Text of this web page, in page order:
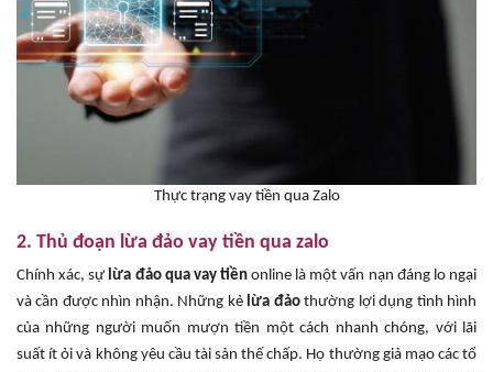
Thực trạng vay tiền qua Zalo
2. Thủ đoạn lừa đảo vay tiền qua zalo
Chính xác, sự lừa đảo qua vay tiềnonline là một vấn nạn đáng lo ngại
và cần được nhìn nhận. Những kẻ lừa đảothường lợi dụng tình hình
của những người muốn mượn tiền một cách nhanh chóng, với lãi
suất ít ỏi và không yêu cầu tài sản thế chấp. Họ thường giả mạo các tổ